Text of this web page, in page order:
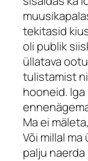
tekitasid
oli publik
üllatava
tulistamist
hooneid.
Ma ei
Või millal
palju naerda